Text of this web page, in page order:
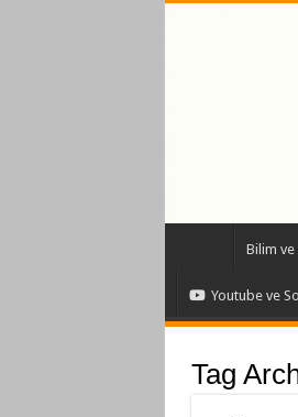
Bilim
Youtube ve
Tag